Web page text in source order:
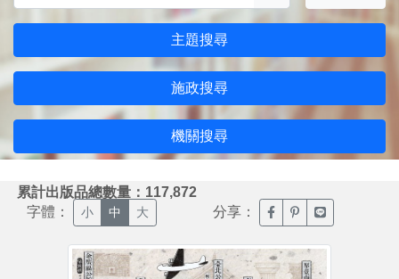
主題搜尋
施政搜尋
機關搜尋
累計出版品總數量：117,872
字體： 小 中 大 分享： 臉書分享(另開新視窗)
噗浪分享(另開新
Line分享(另